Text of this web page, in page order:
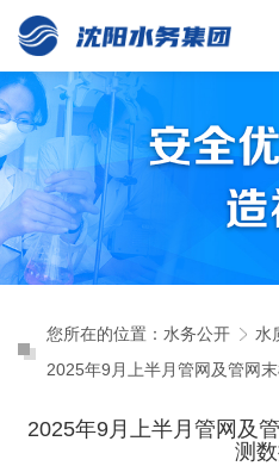
您所在的位置： 水务公开
水
2025年9月上半月管网及管网
2025年9月上半月管网及
测